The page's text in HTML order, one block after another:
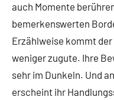
auch Momente
bemerkenswerten
Erzählweise kommt
weniger zugute. Ihre
sehr im Dunkeln. Und
erscheint ihr